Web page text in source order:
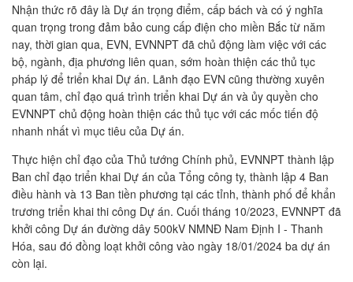
Nhận thức rõ đây là Dự án trọng điểm, cấp bách và có ý nghĩa
quan trọng trong đảm bảo cung cấp điện cho miền Bắc từ năm
nay, thời gian qua, EVN, EVNNPT đã chủ động làm việc với các
bộ, ngành, địa phương liên quan, sớm hoàn thiện các thủ tục
pháp lý để triển khai Dự án. Lãnh đạo EVN cũng thường xuyên
quan tâm, chỉ đạo quá trình triển khai Dự án và ủy quyền cho
EVNNPT chủ động hoàn thiện các thủ tục với các mốc tiến độ
nhanh nhất vì mục tiêu của Dự án.
Thực hiện chỉ đạo của Thủ tướng Chính phủ, EVNNPT thành lập
Ban chỉ đạo triển khai Dự án của Tổng công ty, thành lập 4 Ban
điều hành và 13 Ban tiền phương tại các tỉnh, thành phố để khẩn
trương triển khai thi công Dự án. Cuối tháng 10/2023, EVNNPT đã
khởi công Dự án đường dây 500kV NMNĐ Nam Định I - Thanh
Hóa, sau đó đồng loạt khởi công vào ngày 18/01/2024 ba dự án
còn lại.